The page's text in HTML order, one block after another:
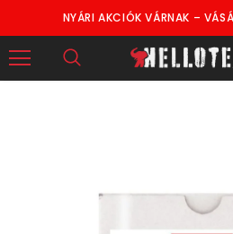
NYÁRI AKCIÓK VÁRNAK –